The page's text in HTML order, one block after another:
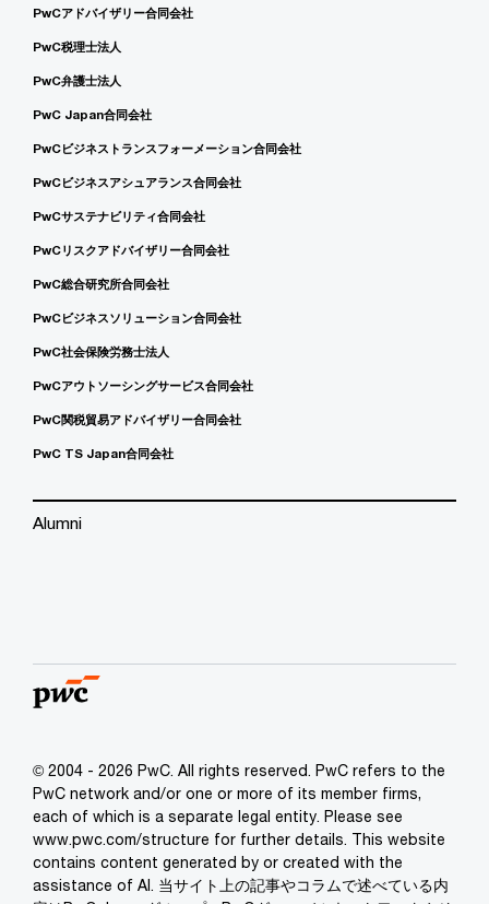
PwCアドバイザリー合同会社
PwC税理士法人
PwC弁護士法人
PwC Japan合同会社
PwCビジネストランスフォーメーション合同会社
PwCビジネスアシュアランス合同会社
PwCサステナビリティ合同会社
PwCリスクアドバイザリー合同会社
PwC総合研究所合同会社
PwCビジネスソリューション合同会社
PwC社会保険労務士法人
PwCアウトソーシングサービス合同会社
PwC関税貿易アドバイザリー合同会社
PwC TS Japan合同会社
Alumni
© 2004 - 2026 PwC. All rights reserved. PwC refers to the
PwC network and/or one or more of its member firms,
each of which is a separate legal entity. Please see
www.pwc.com/structure for further details. This website
contains content generated by or created with the
assistance of AI. 当サイト上の記事やコラムで述べている内